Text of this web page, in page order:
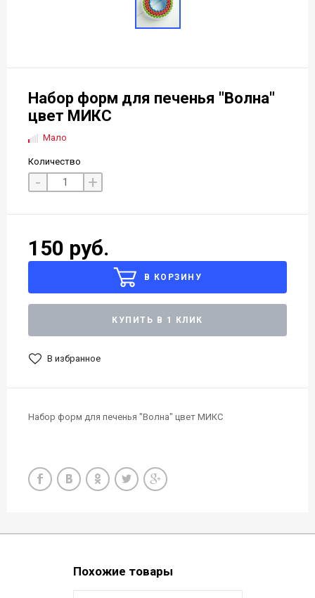
Набор форм для печенья "Волна"
цвет МИКС
Мало
Количество
- +
150 руб.
В КОРЗИНУ
КУПИТЬ В 1 КЛИК
В избранное
Набор форм для печенья "Волна" цвет МИКС
Похожие товары